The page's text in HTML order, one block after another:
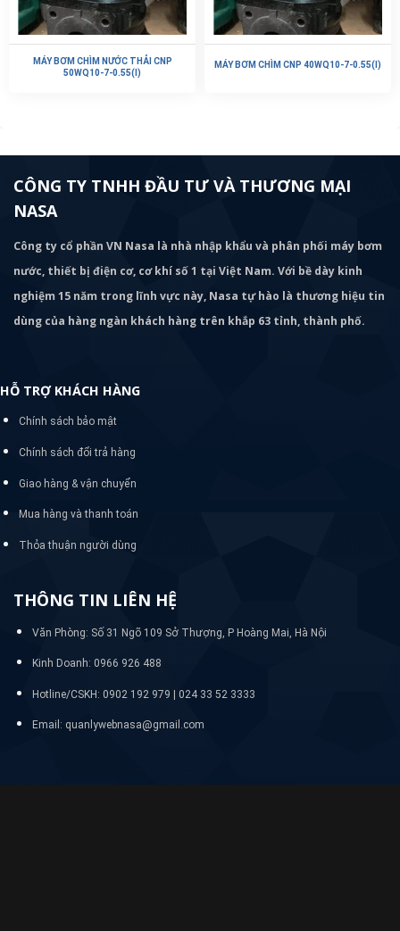
MÁY BƠM CHÌM NƯỚC THẢI CNP
50WQ10-7-0.55(I)
MÁY BƠM CHÌM CNP 40WQ10-7-0.55(I)
CÔNG TY TNHH ĐẦU TƯ VÀ THƯƠNG MẠI
NASA
Công ty cổ phần VN Nasa là nhà nhập khẩu và phân phối máy bơm
nước, thiết bị điện cơ, cơ khí số 1 tại Việt Nam. Với bề dày kinh
nghiệm 15 năm trong lĩnh vực này, Nasa tự hào là thương hiệu tin
dùng của hàng ngàn khách hàng trên khắp 63 tỉnh, thành phố.
HỖ TRỢ KHÁCH HÀNG
Chính sách bảo mật
Chính sách đổi trả hàng
Giao hàng & vận chuyển
Mua hàng và thanh toán
Thỏa thuận người dùng
THÔNG TIN LIÊN HỆ
Văn Phòng: Số 31 Ngõ 109 Sở Thượng, P Hoàng Mai, Hà Nội
Kinh Doanh: 0966 926 488
Hotline/CSKH: 0902 192 979 | 024 33 52 3333
Email: quanlywebnasa@gmail.com